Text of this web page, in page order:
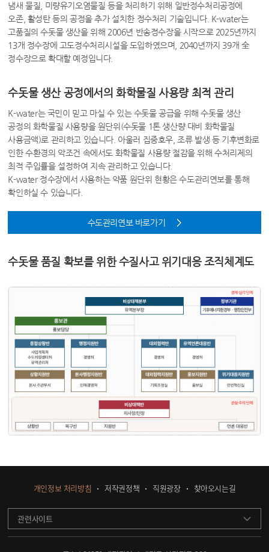
냄새 물질, 미량유기오염물질 등을 처리하기 위해 일반정수처리공정에
오존, 활성탄 등의 공정을 추가 설치한 정수처리 기술입니다. K-water는
고품질의 수돗물 생산을 위해 2006년 반송정수장을 시작으로 2025년까지
13개 정수장에 고도정수처리시설을 도입하였으며, 2040년까지 39개 全
정수장으로 확대할 예정입니다.
수돗물 생산 공정에서의 화학물질 사용량 최적 관리
K-water는 국민이 믿고 마실 수 있는 수돗물 공급을 위해 수돗물 생산
공정의 화학물질 사용량을 원단위(수돗물 1톤 생산량 대비 화학물질
사용금액)로 관리하고 있습니다. 아울러 집중호우, 조류 발생 등 기후변화로
인한 수환경의 악조건 속에서도 화학물질 사용량 절감을 위해 수처리제의
최적 주입률을 설정하여 지속 관리하고 있습니다.
K-water 정수장에서 사용하는 약품 원단위 현황은 수도관리연보를 통해
확인하실 수 있습니다.
수도관리연보 바로가기
수돗물 품질 확보를 위한 수질사고 위기대응 조직체계도
개인정보 처리방침 저작권정책 직원광장 찾아오시는길
관련사이트